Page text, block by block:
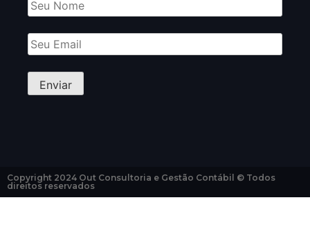
Copyright 2024 Out Consultoria e Gestão Contábil © Todos
direitos reservados